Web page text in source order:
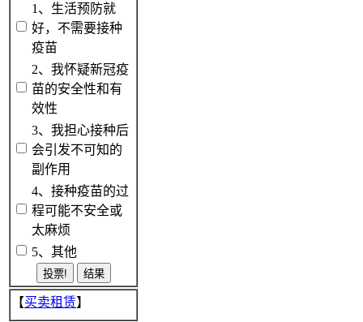
1、生活预防就
好，不需要接种
疫苗
2、我怀疑新冠疫
苗的安全性和有
效性
3、我担心接种后
会引发不可知的
副作用
4、接种疫苗的过
程可能不安全或
太麻烦
5、其他
【买卖租赁】